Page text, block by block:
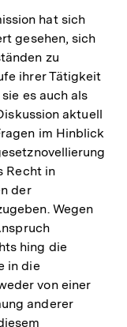
hat sich
gesehen, sich
zu
ihrer Tätigkeit
es auch als
aktuell
im Hinblick
Recht in
der
Wegen
hing die
in die
von einer
anderer